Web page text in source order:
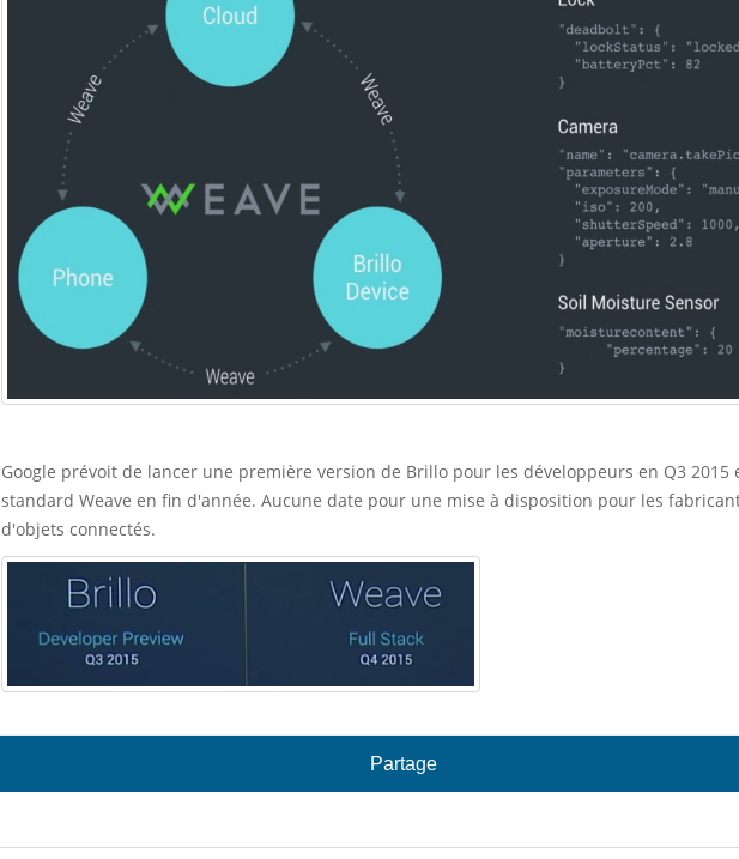
Google prévoit de lancer une première version de Brillo pour les développeurs en Q3 2015
standard Weave en fin d'année. Aucune date pour une mise à disposition pour les
d'objets connectés.
Partage